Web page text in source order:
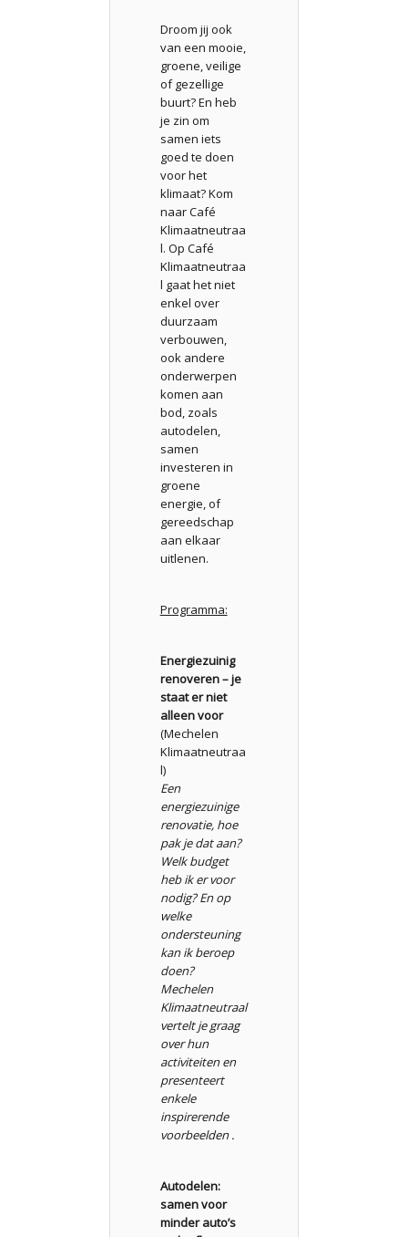
Droom jij ook
van een mooie,
groene, veilige
of gezellige
buurt? En heb
je zin om
samen iets
goed te doen
voor het
klimaat? Kom
naar Café
Klimaatneutraa
l. Op Café
Klimaatneutraa
l gaat het niet
enkel over
duurzaam
verbouwen,
ook andere
onderwerpen
komen aan
bod, zoals
autodelen,
samen
investeren in
groene
energie, of
gereedschap
aan elkaar
uitlenen.
Programma:
Energiezuinig
renoveren – je
staat er niet
alleen voor
(Mechelen
Klimaatneutraa
l)
Een
energiezuinige
renovatie, hoe
pak je dat aan?
Welk budget
heb ik er voor
nodig? En op
welke
ondersteuning
kan ik beroep
doen?
Mechelen
Klimaatneutraal
vertelt je graag
over hun
activiteiten en
presenteert
enkele
inspirerende
voorbeelden .
Autodelen:
samen voor
minder auto’s